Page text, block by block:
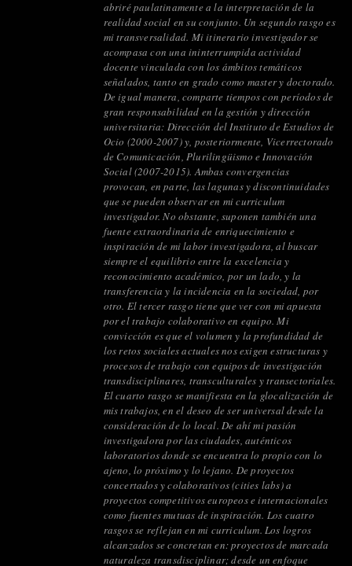
abriré paulatinamente a la interpretación de la
realidad social en su conjunto. Un segundo rasgo es
mi transversalidad. Mi itinerario investigador se
acompasa con una ininterrumpida actividad
docente vinculada con los ámbitos temáticos
señalados, tanto en grado como master y doctorado.
De igual manera, comparte tiempos con períodos de
gran responsabilidad en la gestión y dirección
universitaria: Dirección del Instituto de Estudios de
Ocio (2000-2007) y, posteriormente, Vicerrectorado
de Comunicación, Plurilingüismo e Innovación
Social (2007-2015). Ambas convergencias
provocan, en parte, las lagunas y discontinuidades
que se pueden observar en mi curriculum
investigador. No obstante, suponen también una
fuente extraordinaria de enriquecimiento e
inspiración de mi labor investigadora, al buscar
siempre el equilibrio entre la excelencia y
reconocimiento académico, por un lado, y la
transferencia y la incidencia en la sociedad, por
otro. El tercer rasgo tiene que ver con mi apuesta
por el trabajo colaborativo en equipo. Mi
convicción es que el volumen y la profundidad de
los retos sociales actuales nos exigen estructuras y
procesos de trabajo con equipos de investigación
transdisciplinares, transculturales y transectoriales.
El cuarto rasgo se manifiesta en la glocalización de
mis trabajos, en el deseo de ser universal desde la
consideración de lo local. De ahí mi pasión
investigadora por las ciudades, auténticos
laboratorios donde se encuentra lo propio con lo
ajeno, lo próximo y lo lejano. De proyectos
concertados y colaborativos (cities labs) a
proyectos competitivos europeos e internacionales
como fuentes mutuas de inspiración. Los cuatro
rasgos se reflejan en mi curriculum. Los logros
alcanzados se concretan en: proyectos de marcada
naturaleza transdisciplinar; desde un enfoque